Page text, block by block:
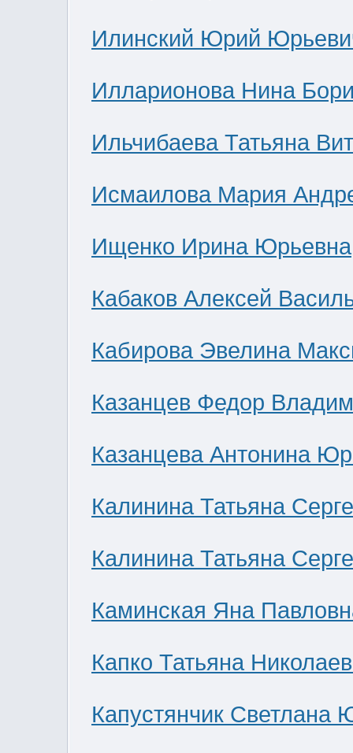
Илинский Юрий
Илларионова Нина
Ильчибаева Татьяна
Исмаилова Мария
Ищенко Ирина Юрьевна
Кабаков Алексей
Кабирова Эвелина
Казанцев Федор
Казанцева Антонина
Калинина Татьяна
Калинина Татьяна
Каминская Яна
Капко Татьяна
Капустянчик Светлана